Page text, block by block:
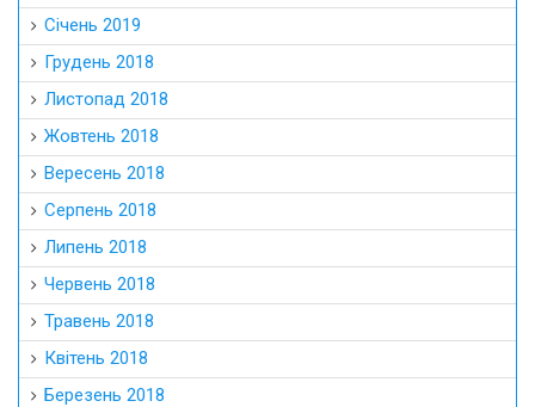
Січень 2019
Грудень 2018
Листопад 2018
Жовтень 2018
Вересень 2018
Серпень 2018
Липень 2018
Червень 2018
Травень 2018
Квітень 2018
Березень 2018